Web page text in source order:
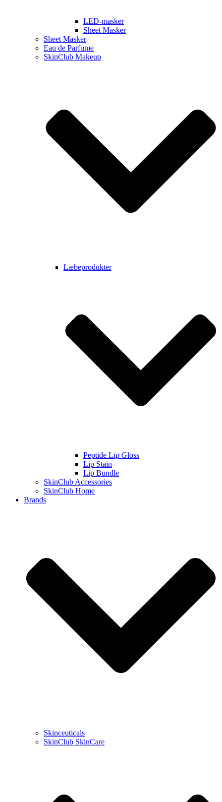
LED-masker
Sheet Masker
Sheet Masker
Eau de Parfume
SkinClub Makeup
Læbeprodukter
Peptide Lip Gloss
Lip Stain
Lip Bundle
SkinClub Accessories
SkinClub Home
Brands
Skinceuticals
SkinClub SkinCare